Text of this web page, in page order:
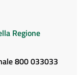
Regione
800 033033